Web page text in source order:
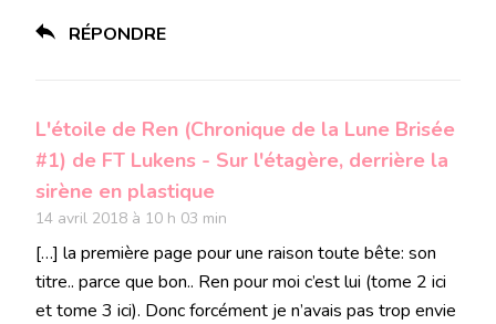
RÉPONDRE
L'étoile de Ren (Chronique de la Lune Brisée
#1) de FT Lukens - Sur l'étagère, derrière la
sirène en plastique
14 avril 2018 à 10 h 03 min
[…] la première page pour une raison toute bête: son
titre.. parce que bon.. Ren pour moi c’est lui (tome 2 ici
et tome 3 ici). Donc forcément je n’avais pas trop envie